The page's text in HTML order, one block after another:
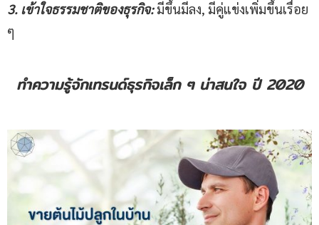
3. เข้าใจธรรมชาติของธุรกิจ:มีขึ้นมีลง, มีคู่แข่งเพิ่มขึ้นเรื่อย
ๆ
ทำความรู้จักเทรนด์ธุรกิจเล็ก ๆน่าสนใจ ปี 2020